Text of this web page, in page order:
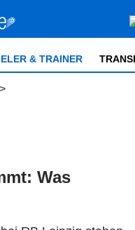
& TRAINER
>
Was